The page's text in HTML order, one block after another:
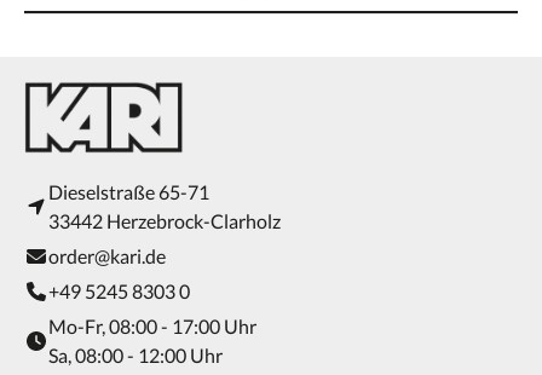
Dieselstraße 65-71
33442 Herzebrock-Clarholz
order@kari.de
+49 5245 8303 0
Mo-Fr, 08:00 - 17:00 Uhr
Sa, 08:00 - 12:00 Uhr